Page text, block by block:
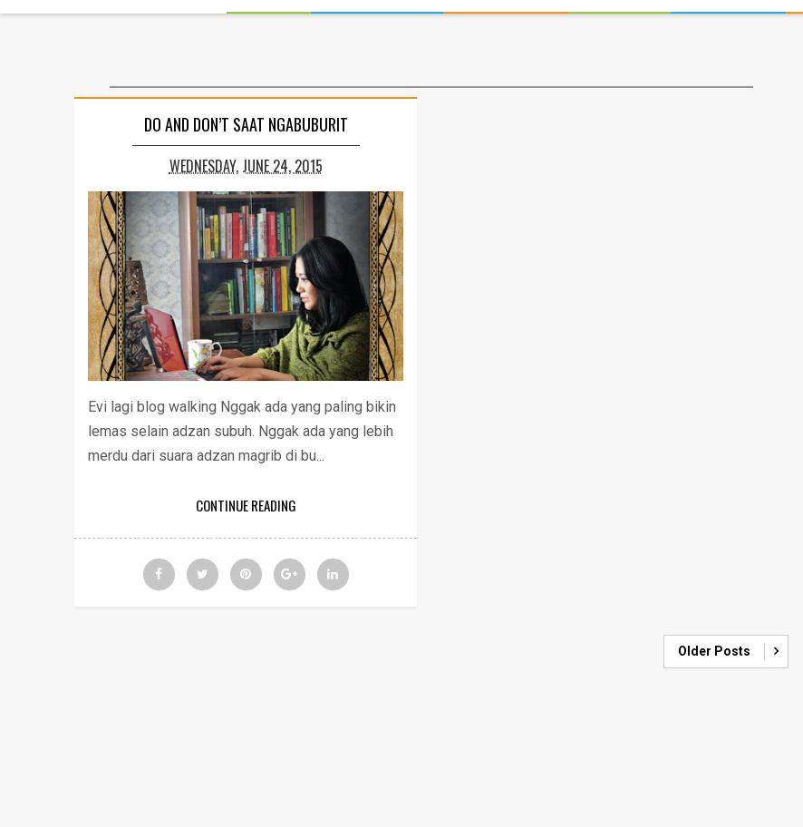
DO AND DON’T SAAT NGABUBURIT
WEDNESDAY, JUNE 24, 2015
Evi lagi blog walking Nggak ada yang paling bikin
lemas selain adzan subuh. Nggak ada yang lebih
merdu dari suara adzan magrib di bu...
CONTINUE READING
Older Posts